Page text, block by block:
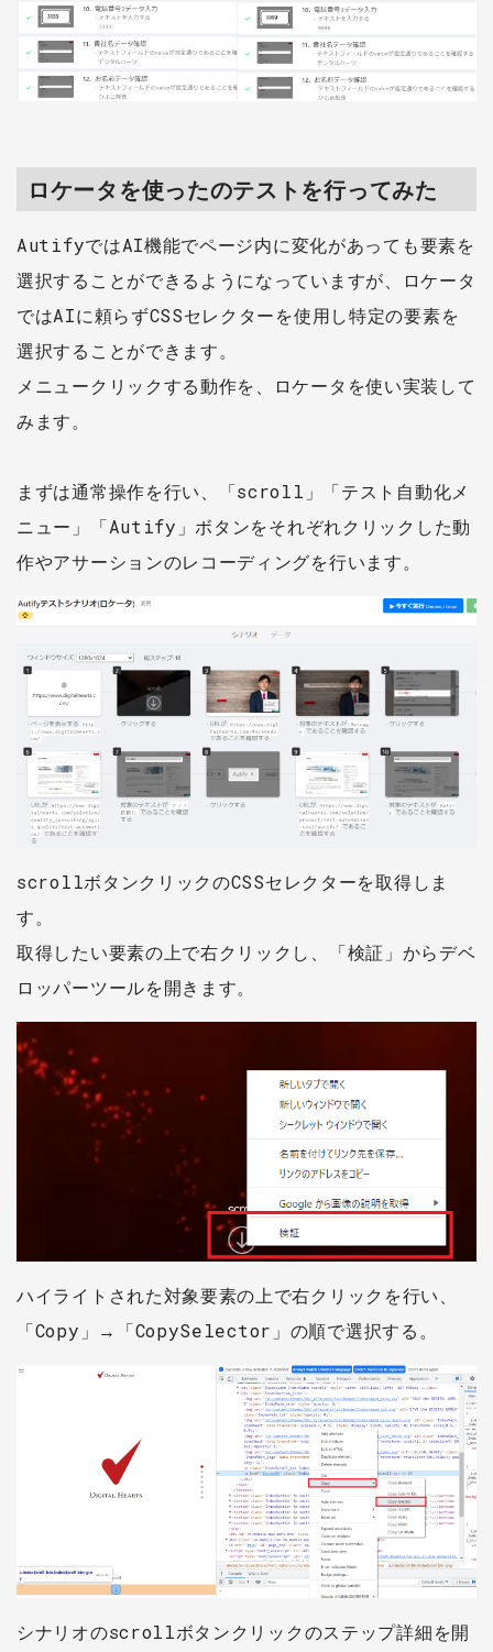
ロケータを使ったのテストを行ってみた
AutifyではAI機能でページ内に変化があっても要素を
選択することができるようになっていますが、ロケータ
ではAIに頼らずCSSセレクターを使用し特定の要素を
選択することができます。
メニュークリックする動作を、ロケータを使い実装して
みます。
まずは通常操作を行い、「scroll」「テスト自動化メ
ニュー」「Autify」ボタンをそれぞれクリックした動
作やアサーションのレコーディングを行います。
scrollボタンクリックのCSSセレクターを取得しま
す。
取得したい要素の上で右クリックし、「検証」からデベ
ロッパーツールを開きます。
ハイライトされた対象要素の上で右クリックを行い、
「Copy」→「CopySelector」の順で選択する。
シナリオのscrollボタンクリックのステップ詳細を開